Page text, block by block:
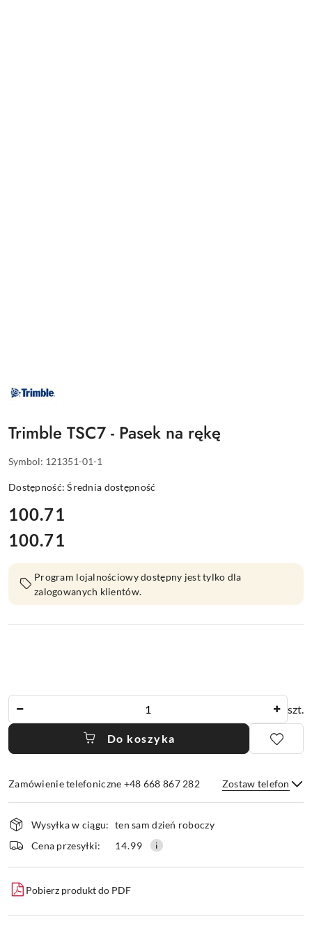
NAZWA
PRODUCENTA:
Trimble TSC7 - Pasek na rękę
Symbol: 121351-01-1
Dostępność:Średnia dostępność
cena:
100.71
Cena:
100.71
Program lojalnościowy dostępny jest tylko dla
zalogowanych klientów.
szt.
Do koszyka
Zamówienie telefoniczne +48 668 867 282 Zostaw telefon
Wyślij
Dostępność
i
dostawa
Wysyłka w ciągu: ten sam dzień roboczy
Cena przesyłki:
14.99
Pobierz produkt do PDF